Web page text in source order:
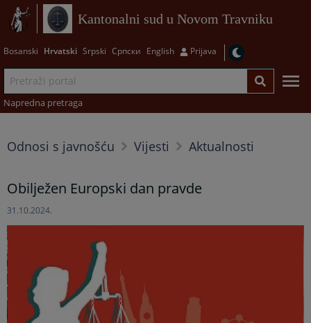
Kantonalni sud u Novom Travniku
Bosanski Hrvatski Srpski Српски English Prijava
Napredna pretraga
Odnosi s javnošću Vijesti Aktualnosti
Obilježen Europski dan pravde
31.10.2024.